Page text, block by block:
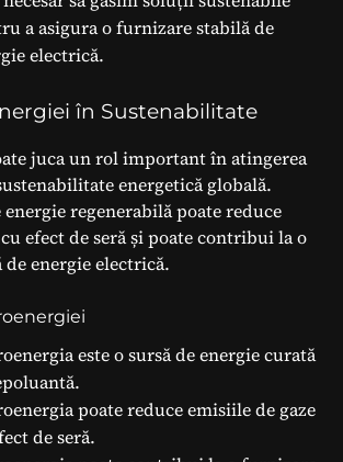
a asigura o furnizare stabilă de
electrică.
în Sustenabilitate
juca un rol important în atingerea
energetică globală.
energie regenerabilă poate reduce
efect de seră și poate contribui la o
energie electrică.
este o sursă de energie curată
poate reduce emisiile de gaze
de seră.